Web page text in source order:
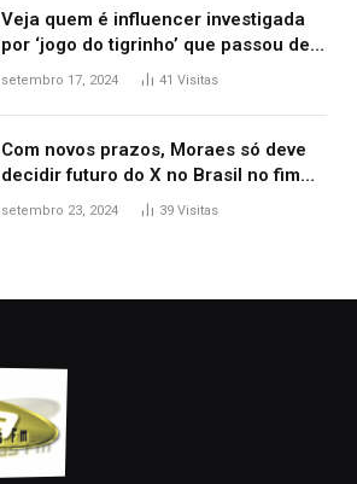
Veja quem é influencer investigada
por ‘jogo do tigrinho’ que passou de
manicure a milionária com
setembro 17, 2024 41 Visitas
Com novos prazos, Moraes só deve
decidir futuro do X no Brasil no fim
desta semana; entenda
setembro 23, 2024 39 Visitas